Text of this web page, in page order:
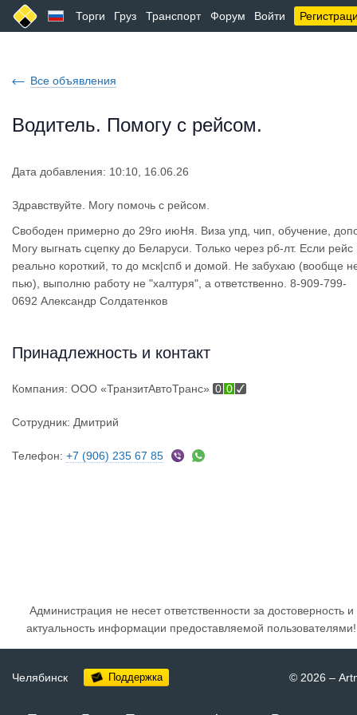
Торги Груз Транспорт Форум Войти
Все объявления
Водитель. Помогу с рейсом.
Дата добавления: 10:10, 16.06.26
Здравствуйте. Могу помочь с рейсом.
Свободен примерно до 29го июНя. Виза упд, чип, обучение,
Могу выгнать сцепку до Беларуси. Только через рб-лт. Если рейс
реально короткий, то до мск|спб и домой. Не забухаю (вообще
пью), выполню работу не "халтуря", а ответственно. 8-909-799-
0692 Александр Солдатенков
Принадлежность и контакт
Компания: ООО «ТранзитАвтоТранс» 0 0
Сотрудник: Дмитрий
Телефон: +7 (906) 235 67 85
Администрация не несет ответственности за достоверность и
актуальность информации предоставляемой пользователями!
Челябинск Поддержка © 2026 –